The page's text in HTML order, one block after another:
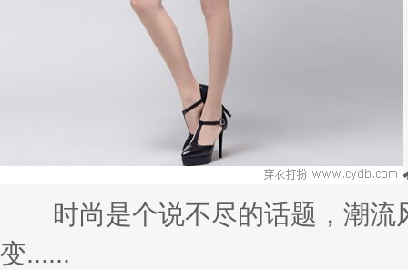
时尚是个说不尽的话题，潮流
变......